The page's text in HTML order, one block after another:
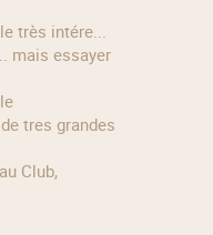
très intére...